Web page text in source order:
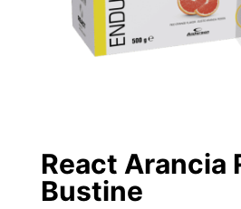
React Arancia
Bustine